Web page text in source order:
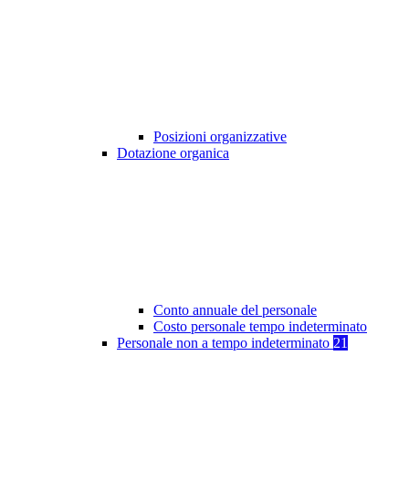
Posizioni organizzative
Dotazione organica
Conto annuale del personale
Costo personale tempo indeterminato
Personale non a tempo indeterminato 21